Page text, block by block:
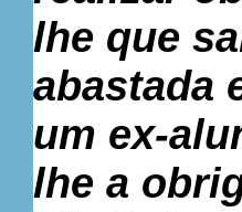
lhe que
abastada
um ex-
lhe a